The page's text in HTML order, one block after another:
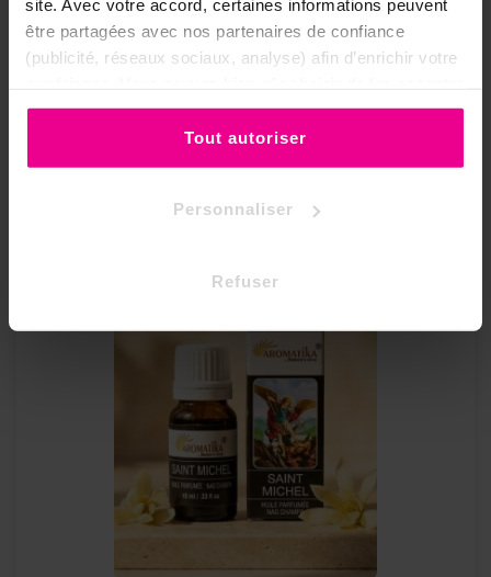
site. Avec votre accord, certaines informations peuvent
être partagées avec nos partenaires de confiance
(publicité, réseaux sociaux, analyse) afin d’enrichir votre
ou de les refuser.
Tout autoriser
Personnaliser
Refuser
Huile Parfumée Aromatika Lavande
5,85 €Prix